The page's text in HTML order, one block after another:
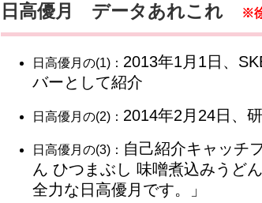
日高優月 データあれこれ ※
日高優月の(1)： 2013年1月1日、
バーとして紹介
日高優月の(2)： 2014年2月24日、
日高優月の(3)： 自己紹介キャッチ
ん ひつまぶし 味噌煮込みうど
全力な日高優月です。」